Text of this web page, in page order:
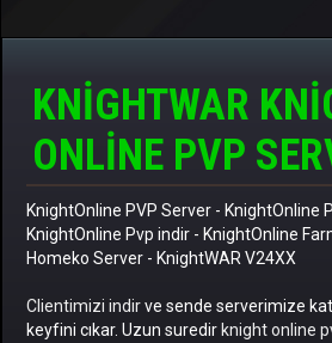
KNIGHTWAR
ONLINE PVP
KnightOnline PVP Server - KnightOnline
KnightOnline Pvp indir - KnightOnline
Homeko Server - KnightWAR V24XX
Clientimizi indirve sende serverimize
keyfini cıkar. Uzun suredir knight online